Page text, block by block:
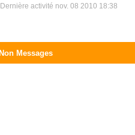
Dernière activité nov. 08 2010 18:38
Messages